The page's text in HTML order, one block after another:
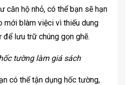
căn hộ nhỏ, có thể bạn sẽ hạn
mới blàm việci vì thiếu dung
lưu trữ chúng gọn ghẽ.
tường làm giá sách
có thể tận dụng hốc tường,